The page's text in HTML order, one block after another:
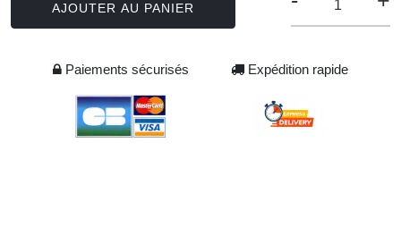
AJOUTER AU PANIER
Paiements sécurisés Expédition rapide